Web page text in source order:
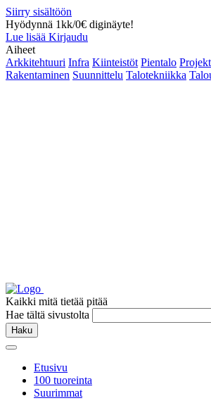
Siirry sisältöön
Hyödynnä 1kk/0€ diginäyte!
Lue lisää Kirjaudu
Aiheet
Arkkitehtuuri Infra Kiinteistöt Pientalo
Rakentaminen Suunnittelu Talotekniikka
Kaikki mitä tietää pitää
Hae tältä sivustolta
Haku
Etusivu
100 tuoreinta
Suurimmat